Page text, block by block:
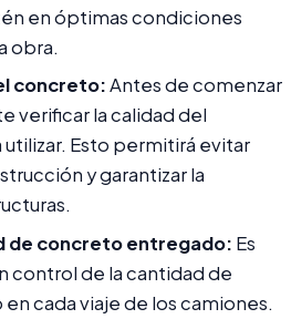
en óptimas condiciones
obra.
concreto:Antes de comenzar
verificar la calidad del
Esto permitirá evitar
y garantizar la
de concreto entregado: Es
control de la cantidad de
cada viaje de los camiones.